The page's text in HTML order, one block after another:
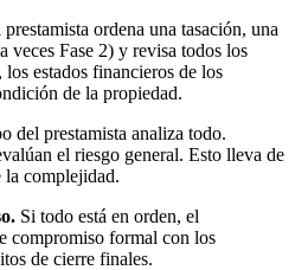
prestamista ordena una tasación, una
veces Fase 2) y revisa todos los
estados financieros de los
de la propiedad.
del prestamista analiza todo.
el riesgo general. Esto lleva de
la complejidad.
Si todo está en orden, el
compromiso formal con los
de cierre finales.